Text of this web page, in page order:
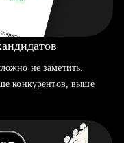
не заметить.
конкурентов, выше